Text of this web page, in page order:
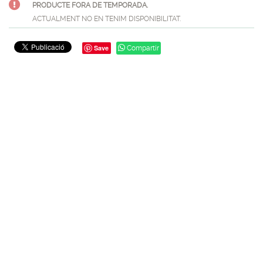
PRODUCTE FORA DE TEMPORADA.
ACTUALMENT NO EN TENIM DISPONIBILITAT.
Save Compartir